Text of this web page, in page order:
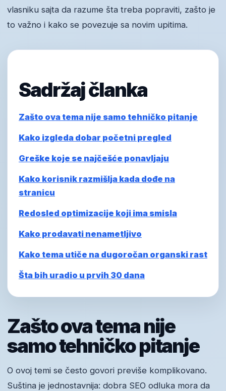
vlasniku sajta da razume šta treba popraviti, zašto je
to važno i kako se povezuje sa novim upitima.
Sadržaj članka
Zašto ova tema nije samo tehničko pitanje
Kako izgleda dobar početni pregled
Greške koje se najčešće ponavljaju
Kako korisnik razmišlja kada dođe na
stranicu
Redosled optimizacije koji ima smisla
Kako prodavati nenametljivo
Kako tema utiče na dugoročan organski rast
Šta bih uradio u prvih 30 dana
Zašto ova tema nije
samo tehničko pitanje
O ovoj temi se često govori previše komplikovano.
Suština je jednostavnija: dobra SEO odluka mora da